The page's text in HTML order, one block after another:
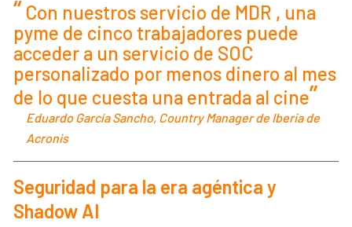
Con nuestros servicio de MDR , una
pyme de cinco trabajadores puede
acceder a un servicio de SOC
personalizado por menos dinero al mes
de lo que cuesta una entrada al cine
Eduardo García Sancho, Country Manager de Iberia de
Acronis
Seguridad para la era agéntica y
Shadow AI